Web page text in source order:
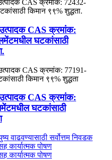
CAS क्रमांक:
घटकांसाठी
CAS क्रमांक:
घटकांसाठी
वाढवण्यासाठी सर्वोत्तम निवडक
कार्यात्मक पोषण
कार्यात्मक पोषण